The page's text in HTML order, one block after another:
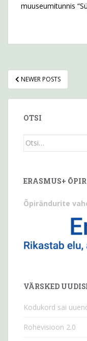
muuseumitunnis
POSTITUSTE
NEWER POSTS
OTSI
Otsi
ERASMUS+
Õpirändurite
VÄRSKED
Kodukord sai
Rohevisioon 2.0